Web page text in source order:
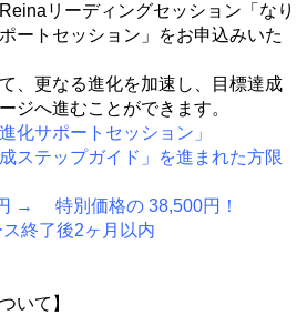
リーディングセッション「なり
ートセッション」をお申込みいた
、更なる進化を加速し、目標達成
ジへ進むことができます。
進化サポートセッション」
ステップガイド」を進まれた方限
→ 特別価格の 38,500円！
終了後2ヶ月以内
いて】